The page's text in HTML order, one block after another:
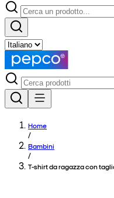
Home
/
Bambini
/
T-shirt da ragazza con